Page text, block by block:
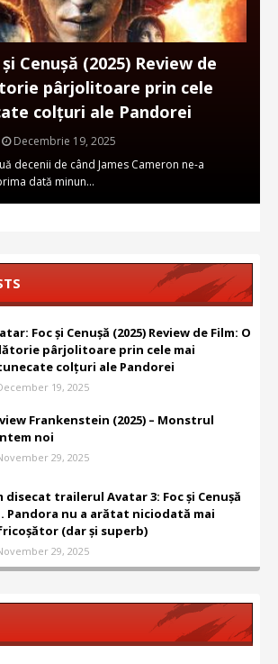
Cenușă (2025) Review de
pârjolitoare prin cele
colțuri ale Pandorei
Decembrie 19, 2025
decenii de când James Cameron ne-a
dată minun…
Foc și Cenușă (2025) Review de Film: O
pârjolitoare prin cele mai
colțuri ale Pandorei
19, 2025
Frankenstein (2025) – Monstrul
noi
29, 2025
disecat trailerul Avatar 3: Foc și Cenușă
Pandora nu a arătat niciodată mai
(dar și superb)
29, 2025